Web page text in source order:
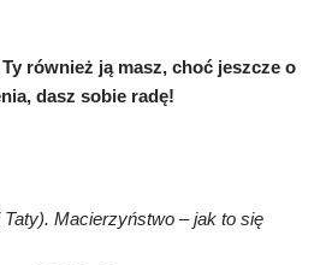
również ją masz, choć jeszcze o
dasz sobie radę!
Taty). Macierzyństwo – jak to się